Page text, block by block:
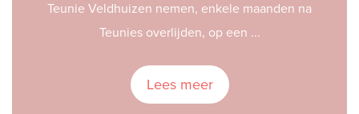
Teunie Veldhuizen nemen, enkele maanden na
Teunies overlijden, op een ...
Lees meer